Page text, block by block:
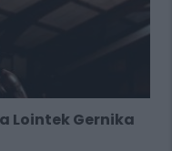
Lointek Gernika